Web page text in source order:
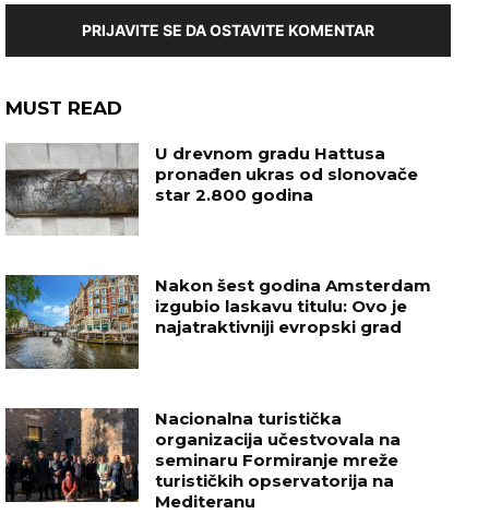
PRIJAVITE SE DA OSTAVITE KOMENTAR
MUST READ
U drevnom gradu Hattusa
pronađen ukras od slonovače
star 2.800 godina
Nakon šest godina Amsterdam
izgubio laskavu titulu: Ovo je
najatraktivniji evropski grad
Nacionalna turistička
organizacija učestvovala na
seminaru Formiranje mreže
turističkih opservatorija na
Mediteranu